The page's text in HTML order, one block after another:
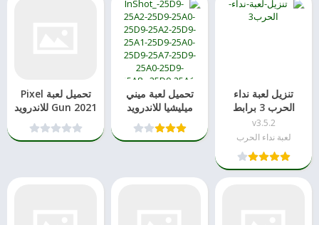
تنزيل لعبة نداء
الحرب 3 برابط
مباشر
v3.5.2
لعبة نداء الحرب
تحميل لعبة ميني
ميليشيا للاندرويد
احدث اصدار
تحميل لعبة Pixel
Gun 2021 للاندرويد